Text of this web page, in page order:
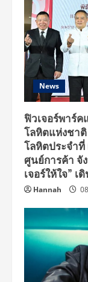
News
ฟิวเจอร์พาร์ค
โลหิตแห่งชา
โลหิตประจำที่
ศูนย์การค้า จั
เจอร์ให้ใจ”
Hannah